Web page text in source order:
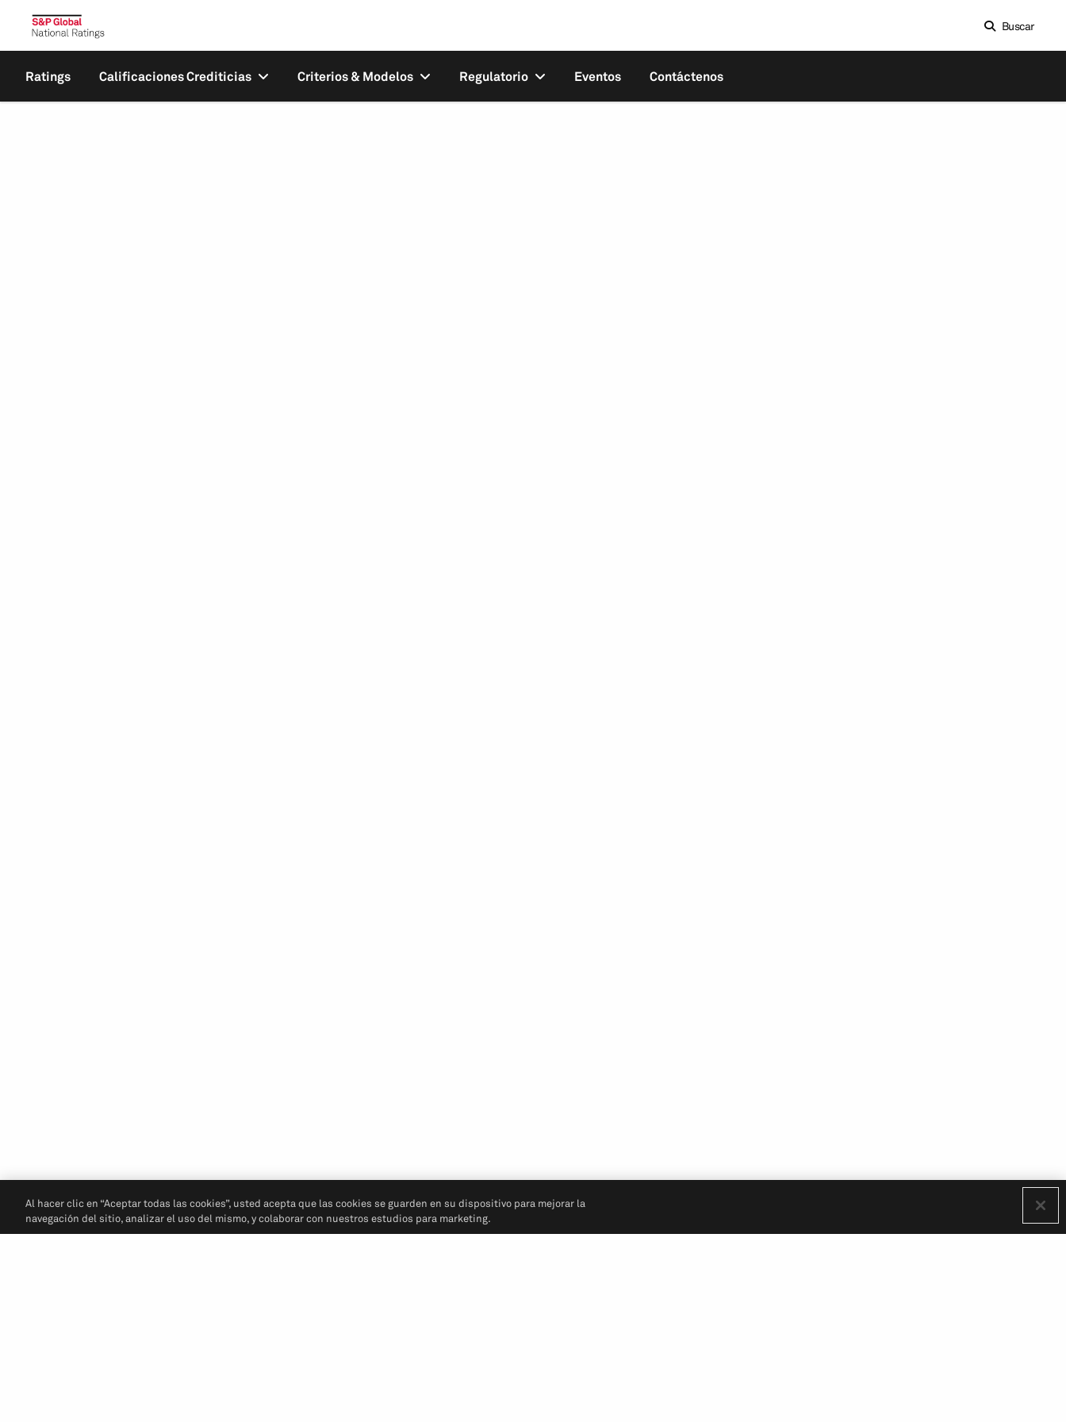
Buscar
Ratings Calificaciones Crediticias Criterios & Modelos Regulatorio Eventos Contáctenos
Al hacer clic en “Aceptar todas las cookies”, usted acepta que las cookies se guarden en su dispositivo para mejorar la
navegación del sitio, analizar el uso del mismo, y colaborar con nuestros estudios para marketing.